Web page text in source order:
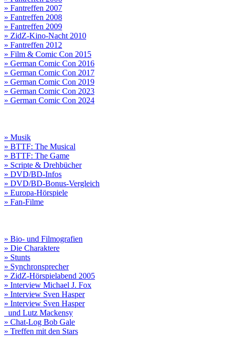
» Fantreffen 2007
» Fantreffen 2008
» Fantreffen 2009
» ZidZ-Kino-Nacht 2010
» Fantreffen 2012
» Film & Comic Con 2015
» German Comic Con 2016
» German Comic Con 2017
» German Comic Con 2019
» German Comic Con 2023
» German Comic Con 2024
» Musik
» BTTF: The Musical
» BTTF: The Game
» Scripte & Drehbücher
» DVD/BD-Infos
» DVD/BD-Bonus-Vergleich
» Europa-Hörspiele
» Fan-Filme
» Bio- und Filmografien
» Die Charaktere
» Stunts
» Synchronsprecher
» ZidZ-Hörspielabend 2005
» Interview Michael J. Fox
» Interview Sven Hasper
» Interview Sven Hasper
und Lutz Mackensy
» Chat-Log Bob Gale
» Treffen mit den Stars